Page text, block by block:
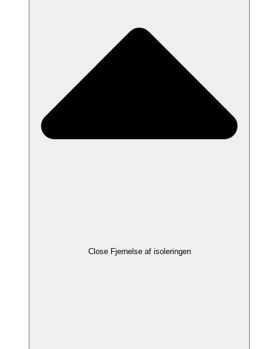
Close Fjernelse af isoleringen